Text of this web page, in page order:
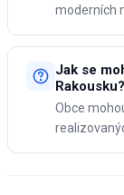
moderních
Jak se
Rakousku?
Obce